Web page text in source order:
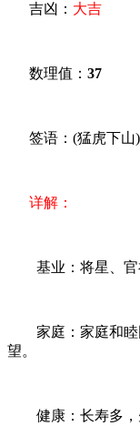
吉凶： 大吉
数理值： 37
签语：(猛虎下山)
详解：
基业：将星、官
家庭：家庭和睦
望。
健康：长寿多，